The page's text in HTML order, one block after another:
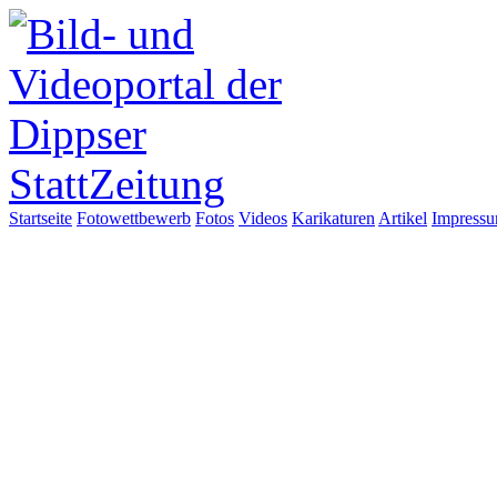
Startseite Fotowettbewerb Fotos Videos Karikaturen Artikel